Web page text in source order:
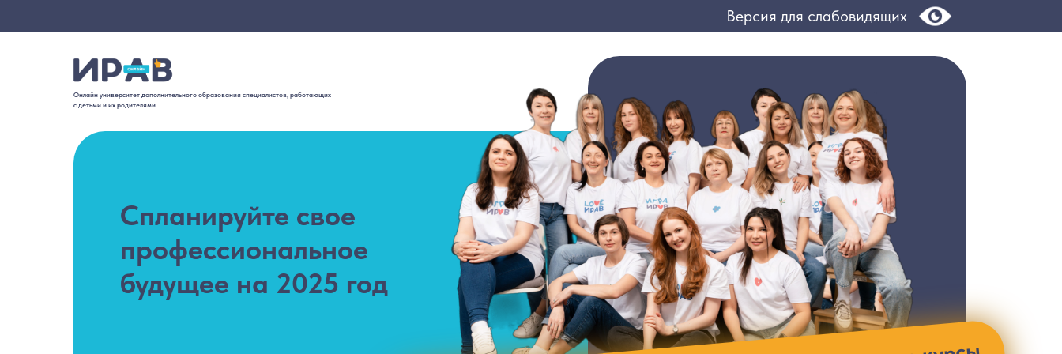
Версия для слабовидящих
Онлайн университет дополнительного образования специалистов, работающих
с детьми и их родителями
Спланируйте свое
профессиональное
будущее на 2025 год